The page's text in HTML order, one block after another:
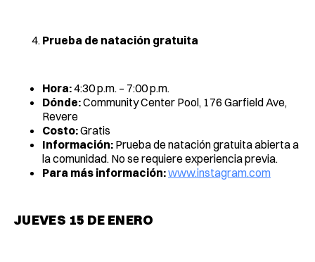
Prueba de natación gratuita
Hora:4:30 p.m. – 7:00 p.m.
Dónde:Community Center Pool, 176 Garfield Ave,
Revere
Costo:Gratis
Información: Prueba de natación gratuita abierta a
la comunidad. No se requiere experiencia previa.
Para más información:www.instagram.com
JUEVES 15 DE ENERO